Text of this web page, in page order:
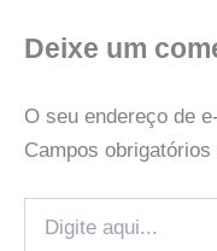
Deixe um
O seu endereço de
Campos
aqui...